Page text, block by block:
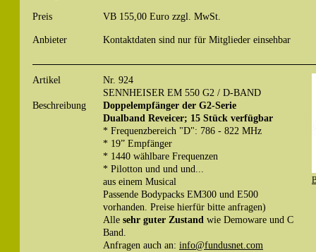
Preis VB 155,00 Euro zzgl. MwSt.
Anbieter Kontaktdaten sind nur für Mitglieder einsehbar
Artikel
Nr. 924
SENNHEISER EM 550 G2 / D-BAND
Beschreibung
Doppelempfänger der G2-Serie
Dualband Reveicer; 15 Stück verfügbar
* Frequenzbereich "D": 786 - 822 MHz
* 19” Empfänger
* 1440 wählbare Frequenzen
* Pilotton und und und...
aus einem Musical
Passende Bodypacks EM300 und E500
vorhanden. Preise hierfür bitte anfragen)
Alle sehr guter Zustand wie Demoware und C
Band.
Anfragen auch an: info@fundusnet.com